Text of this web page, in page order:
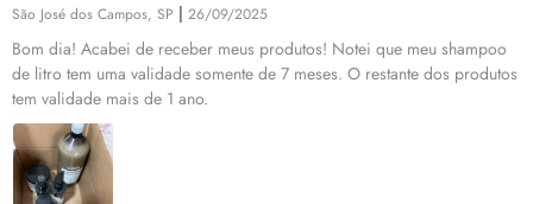
São José dos Campos, SP | 26/09/2025
Bom dia! Acabei de receber meus produtos! Notei que meu shampoo
de litro tem uma validade somente de 7 meses. O restante dos produtos
tem validade mais de 1 ano.